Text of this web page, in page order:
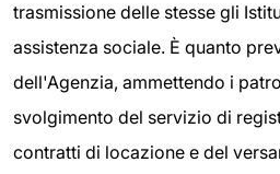
trasmissione delle stesse gli
assistenza sociale. È quanto
dell'Agenzia, ammettendo i
svolgimento del servizio di
contratti di locazione e del